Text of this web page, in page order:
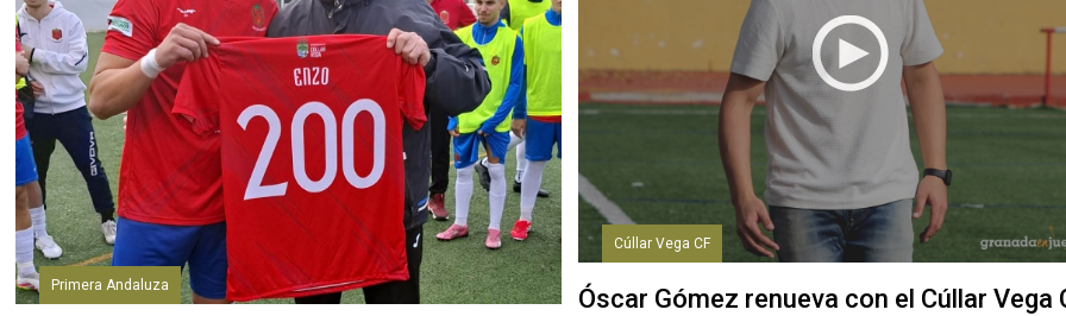
Primera Andaluza
Cúllar Vega CF
Óscar Gómez renueva con el Cúllar Vega